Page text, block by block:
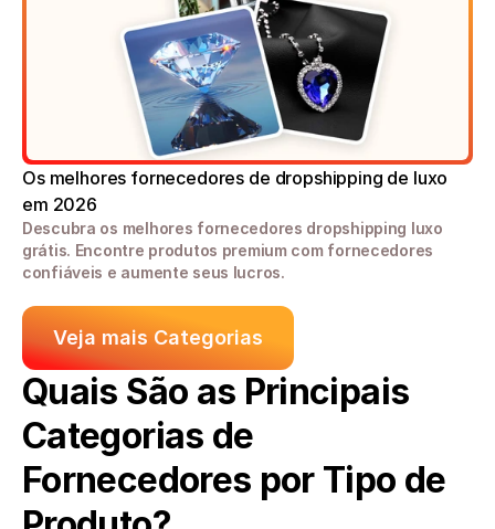
Os melhores fornecedores de dropshipping de luxo
em 2026
Descubra os melhores fornecedores dropshipping luxo
grátis. Encontre produtos premium com fornecedores
confiáveis e aumente seus lucros.
Veja mais Categorias
Quais São as Principais
Categorias de
Fornecedores por Tipo de